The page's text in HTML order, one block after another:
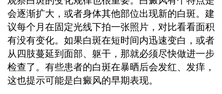
会逐渐扩大，或者身体其他部位出现新的白斑。建
议每个月在固定光线下拍一张照片，对比看看面积
有没有变化。如果白斑在短时间内迅速变白，或者
从四肢蔓延到面部、躯干，那就必须尽快做进一步
检查了。有些患者的白斑在暴晒后会发红、发痒，
这也提示可能是白癜风的早期表现。